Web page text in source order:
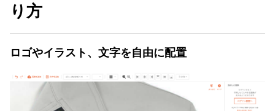
り方
ロゴやイラスト、文字を自由に配置